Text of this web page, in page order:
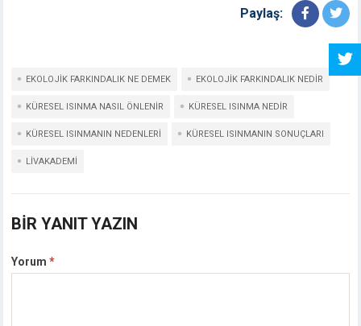
Paylaş:
EKOLOJIK FARKINDALIK NE DEMEK EKOLOJIK FARKINDALIK NEDIR
KÜRESEL ISINMA NASIL ÖNLENIR KÜRESEL ISINMA NEDIR
KÜRESEL ISINMANIN NEDENLERI KÜRESEL ISINMANIN SONUÇLARI
LIVAKADEMI
BIR YANIT YAZIN
Yorum*